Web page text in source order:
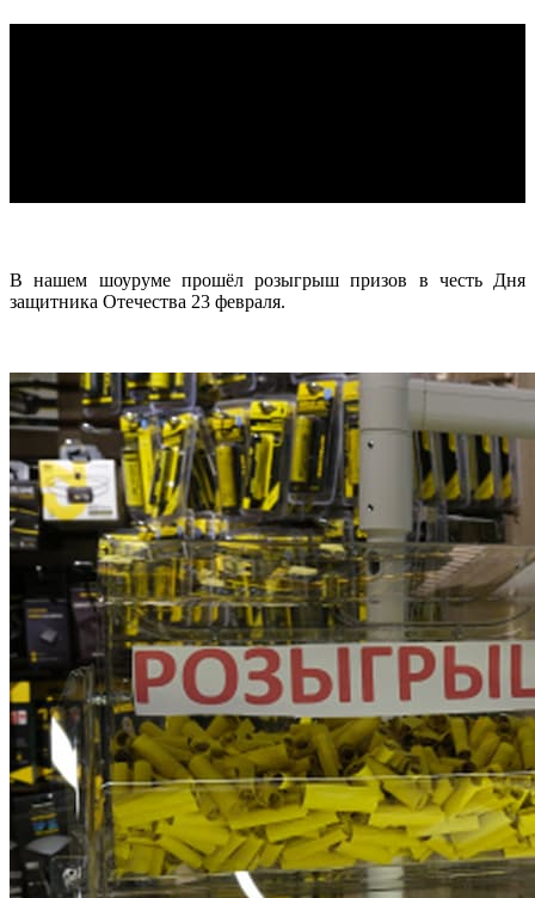
В нашем шоуруме прошёл розыгрыш призов в честь Дня
защитника Отечества 23 февраля.